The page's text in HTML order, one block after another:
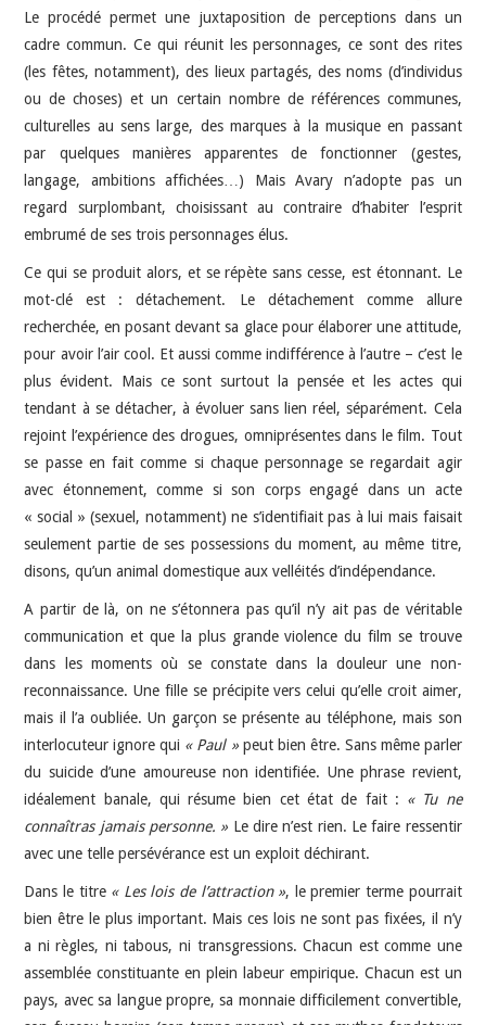
Le procédé permet une juxtaposition de perceptions dans un
cadre commun. Ce qui réunit les personnages, ce sont des rites
(les fêtes, notamment), des lieux partagés, des noms (d’individus
ou de choses) et un certain nombre de références communes,
culturelles au sens large, des marques à la musique en passant
par quelques manières apparentes de fonctionner (gestes,
langage, ambitions affichées…) Mais Avary n’adopte pas un
regard surplombant, choisissant au contraire d’habiter l’esprit
embrumé de ses trois personnages élus.
Ce qui se produit alors, et se répète sans cesse, est étonnant. Le
mot-clé est : détachement. Le détachement comme allure
recherchée, en posant devant sa glace pour élaborer une attitude,
pour avoir l’air cool. Et aussi comme indifférence à l’autre – c’est le
plus évident. Mais ce sont surtout la pensée et les actes qui
tendant à se détacher, à évoluer sans lien réel, séparément. Cela
rejoint l’expérience des drogues, omniprésentes dans le film. Tout
se passe en fait comme si chaque personnage se regardait agir
avec étonnement, comme si son corps engagé dans un acte
« social » (sexuel, notamment) ne s’identifiait pas à lui mais faisait
seulement partie de ses possessions du moment, au même titre,
disons, qu’un animal domestique aux velléités d’indépendance.
A partir de là, on ne s’étonnera pas qu’il n’y ait pas de véritable
communication et que la plus grande violence du film se trouve
dans les moments où se constate dans la douleur une non-
reconnaissance. Une fille se précipite vers celui qu’elle croit aimer,
mais il l’a oubliée. Un garçon se présente au téléphone, mais son
interlocuteur ignore qui « Paul »peut bien être. Sans même parler
du suicide d’une amoureuse non identifiée. Une phrase revient,
idéalement banale, qui résume bien cet état de fait : « Tu ne
connaîtras jamais personne. » Le dire n’est rien. Le faire ressentir
avec une telle persévérance est un exploit déchirant.
Dans le titre « Les lois de l’attraction », le premier terme pourrait
bien être le plus important. Mais ces lois ne sont pas fixées, il n’y
a ni règles, ni tabous, ni transgressions. Chacun est comme une
assemblée constituante en plein labeur empirique. Chacun est un
pays, avec sa langue propre, sa monnaie difficilement convertible,